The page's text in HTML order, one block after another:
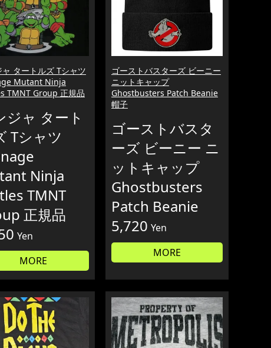
ャ タートルズ Tシャツ
Mutant Ninja
TMNT Group 正規品
ジャ タート
Tシャツ
Ninja
TMNT
正規品
Yen
MORE
ゴーストバスターズ ビーニー
ニットキャップ
Ghostbusters Patch Beanie
帽子
ゴーストバスタ
ーズ ビーニー ニ
ットキャップ
Ghostbusters
Patch Beanie
5,720 Yen
MORE